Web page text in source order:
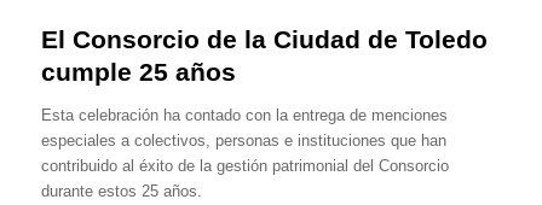
El Consorcio de la Ciudad de Toledo
cumple 25 años
Esta celebración ha contado con la entrega de menciones
especiales a colectivos, personas e instituciones que han
contribuido al éxito de la gestión patrimonial del Consorcio
durante estos 25 años.